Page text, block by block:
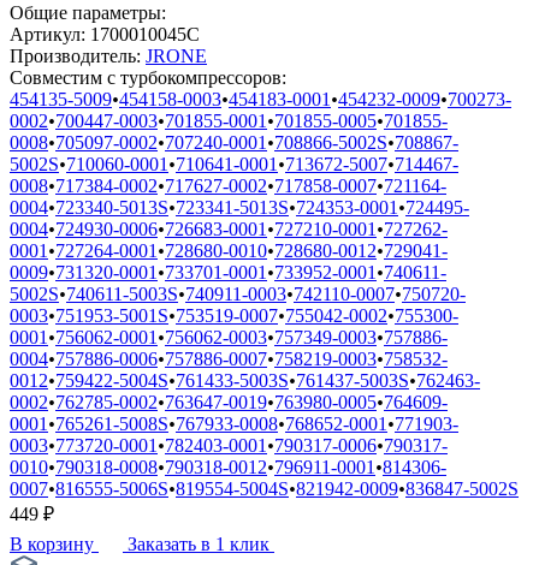
Общие параметры:
Артикул: 1700010045C
Производитель: JRONE
Совместим с турбокомпрессоров:
454135-5009•454158-0003•454183-0001 •454232-0009•700273-
0002•700447-0003•701855-0001 •701855-0005•701855-
0008•705097-0002•707240-0001 •708866-5002S•708867-
5002S•710060-0001 •710641-0001 •713672-5007•714467-
0008•717384-0002•717627-0002•717858-0007•721164-
0004•723340-5013S•723341-5013S•724353-0001 •724495-
0004•724930-0006•726683-0001 •727210-0001 •727262-
0001 •727264-0001 •728680-0010•728680-0012•729041-
0009•731320-0001 •733701-0001 •733952-0001 •740611-
5002S•740611-5003S•740911-0003•742110-0007•750720-
0003•751953-5001S•753519-0007•755042-0002•755300-
0001 •756062-0001 •756062-0003•757349-0003•757886-
0004•757886-0006•757886-0007•758219-0003•758532-
0012•759422-5004S•761433-5003S•761437-5003S•762463-
0002•762785-0002•763647-0019•763980-0005•764609-
0001 •765261-5008S•767933-0008•768652-0001 •771903-
0003•773720-0001 •782403-0001 •790317-0006•790317-
0010•790318-0008•790318-0012•796911-0001 •814306-
0007•816555-5006S•819554-5004S•821942-0009•836847-5002S
449 ₽
В корзину
Заказать в 1 клик